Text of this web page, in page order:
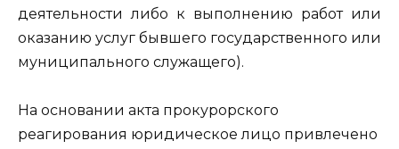
деятельности либо к выполнению работ или
оказанию услуг бывшего государственного или
муниципального служащего).
На основании акта прокурорского
реагирования юридическое лицо привлечено